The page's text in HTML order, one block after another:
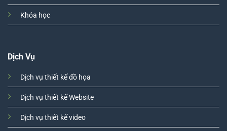
Khóa học
Dịch Vụ
Dịch vụ thiết kế đồ họa
Dịch vụ thiết kế Website
Dịch vụ thiết kế video